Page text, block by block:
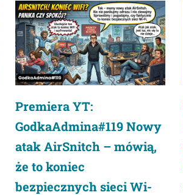
Premiera YT:
GodkaAdmina#119 Nowy
atak AirSnitch – mówią,
że to koniec
bezpiecznych sieci Wi-